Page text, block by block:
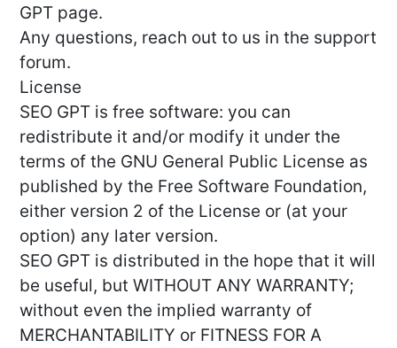
GPT page.
Any questions, reach out to us in the support
forum.
License
SEO GPT is free software: you can
redistribute it and/or modify it under the
terms of the GNU General Public License as
published by the Free Software Foundation,
either version 2 of the License or (at your
option) any later version.
SEO GPT is distributed in the hope that it will
be useful, but WITHOUT ANY WARRANTY;
without even the implied warranty of
MERCHANTABILITY or FITNESS FOR A